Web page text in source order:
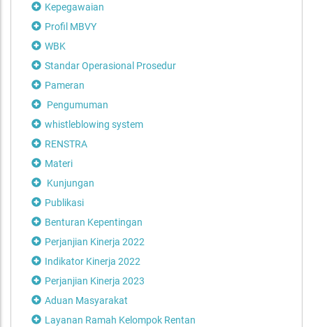
Kepegawaian
Profil MBVY
WBK
Standar Operasional Prosedur
Pameran
Pengumuman
whistleblowing system
RENSTRA
Materi
Kunjungan
Publikasi
Benturan Kepentingan
Perjanjian Kinerja 2022
Indikator Kinerja 2022
Perjanjian Kinerja 2023
Aduan Masyarakat
Layanan Ramah Kelompok Rentan